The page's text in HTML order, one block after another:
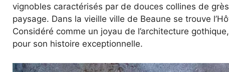
vignobles caractérisés par de douces collines de
paysage. Dans la vieille ville de Beaune se trouve
Considéré comme un joyau de l’architecture
pour son histoire exceptionnelle.